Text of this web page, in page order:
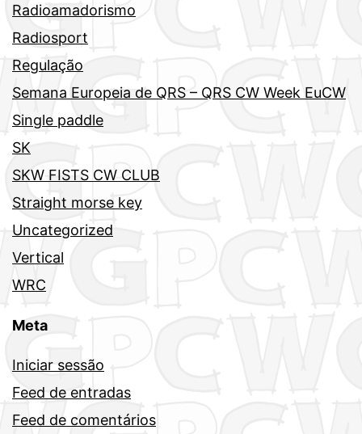
Radioamadorismo
Radiosport
Regulação
Semana Europeia de QRS – QRS CW Week EuCW
Single paddle
SK
SKW FISTS CW CLUB
Straight morse key
Uncategorized
Vertical
WRC
Meta
Iniciar sessão
Feed de entradas
Feed de comentários